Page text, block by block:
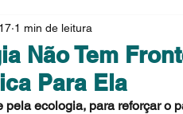
Ecologi@
Não Tem
Para Ela
1 min de leitura
pela ecologia, para reforçar o